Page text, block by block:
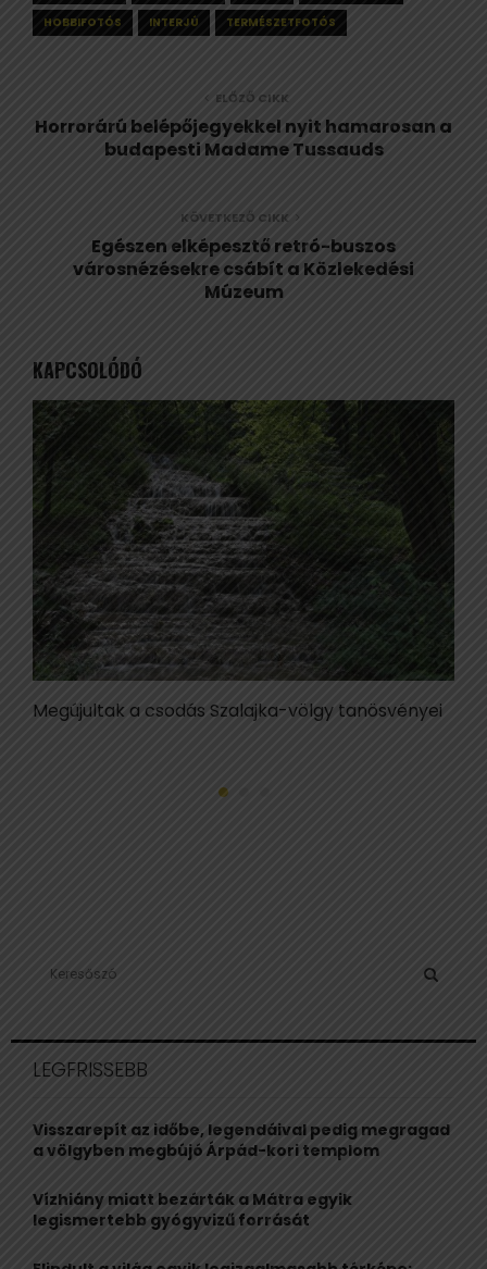
HOBBIFOTÓS
INTERJÚ TERMÉSZETFOTÓS
ELŐZŐ CIKK
Horrorárú belépőjegyekkel nyit hamarosan a
budapesti Madame Tussauds
KÖVETKEZŐ CIKK
Egészen elképesztő retró-buszos
városnézésekre csábít a Közlekedési
Múzeum
KAPCSOLÓDÓ
Megújultak a csodás Szalajka-völgy tanösvényei
h
o
r
LEGFRISSEBB
Visszarepít az időbe, legendáival pedig megragad
a völgyben megbújó Árpád-kori templom
Vízhiány miatt bezárták a Mátra egyik
legismertebb gyógyvizű forrását